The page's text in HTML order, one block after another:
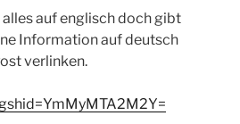
auf englisch doch gibt
Information auf deutsch
verlinken.